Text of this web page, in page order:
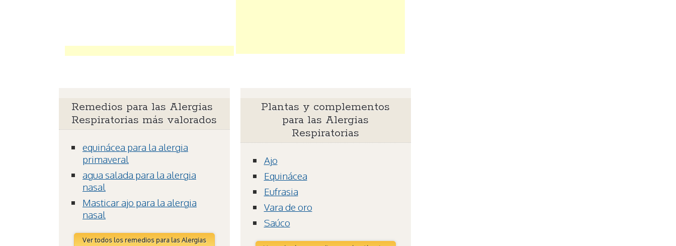
Remedios para las Alergias
Respiratorias más valorados
equinácea para la alergia
primaveral
agua salada para la alergia
nasal
Masticar ajo para la alergia
nasal
Ver todos los remedios para las Alergias
Plantas y complementos
para las Alergias
Respiratorias
Ajo
Equinácea
Eufrasia
Vara de oro
Saúco